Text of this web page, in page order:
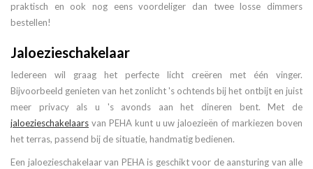
praktisch en ook nog eens voordeliger dan twee losse dimmers
bestellen!
Jaloezieschakelaar
Iedereen wil graag het perfecte licht creëren met één vinger.
Bijvoorbeeld genieten van het zonlicht 's ochtends bij het ontbijt en juist
meer privacy als u 's avonds aan het dineren bent. Met de
jaloezieschakelaars van PEHA kunt u uw jaloezieën of markiezen boven
het terras, passend bij de situatie, handmatig bedienen.
Een jaloezieschakelaar van PEHA is geschikt voor de aansturing van alle